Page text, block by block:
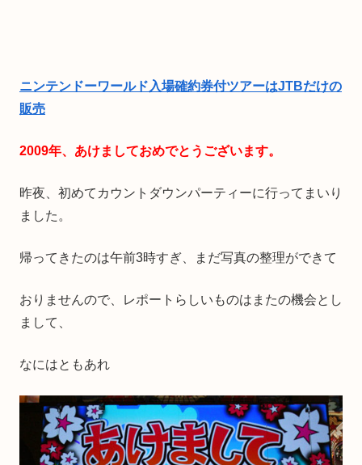
ニンテンドーワールド入場確約券付ツアーはJTBだけの
販売
2009年、あけましておめでとうございます。
昨夜、初めてカウントダウンパーティーに行ってまいり
ました。
帰ってきたのは午前3時すぎ、まだ写真の整理ができて
おりませんので、レポートらしいものはまたの機会とし
まして、
なにはともあれ